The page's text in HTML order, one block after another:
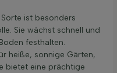
ist besonders
Sie wächst schnell und
festhalten.
heiße, sonnige Gärten,
bietet eine prächtige